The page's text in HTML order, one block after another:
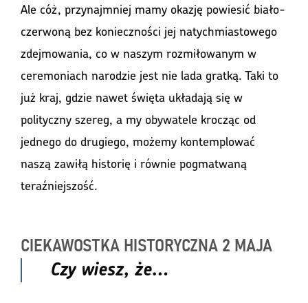
Ale cóż, przynajmniej mamy okazję powiesić biało-
czerwoną bez konieczności jej natychmiastowego
zdejmowania, co w naszym rozmiłowanym w
ceremoniach narodzie jest nie lada gratką. Taki to
już kraj, gdzie nawet święta układają się w
polityczny szereg, a my obywatele krocząc od
jednego do drugiego, możemy kontemplować
naszą zawiłą historię i równie pogmatwaną
teraźniejszość.
CIEKAWOSTKA HISTORYCZNA 2 MAJA
Czy wiesz, że…